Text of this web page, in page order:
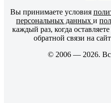
Вы принимаете условия
персональных данных и
каждый раз, когда
обратной связи на
© 2006 — 2026.